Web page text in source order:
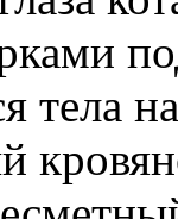
тела